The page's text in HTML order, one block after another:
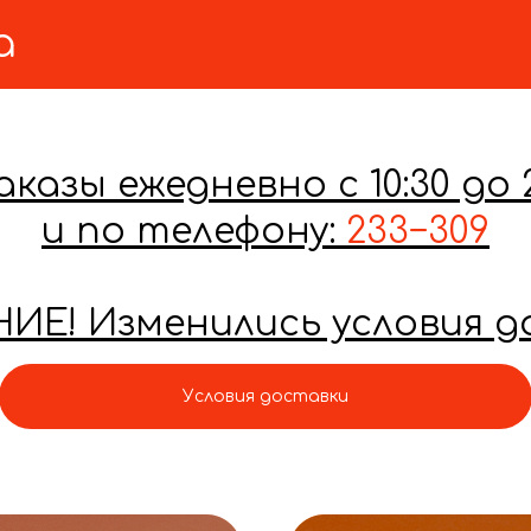
ежедневно с 10:30 до
и по телефону: 233−309
Изменились условия
Условия доставки
В связи